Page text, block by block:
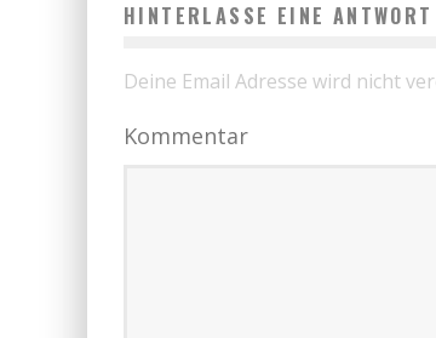
HINTERLASSE EINE ANTWORT
Deine Email Adresse wird nicht
Kommentar